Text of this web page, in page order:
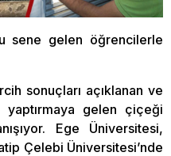
sene gelen öğrencilerle
sonuçları açıklanan ve
yaptırmaya gelen çiçeği
Ege Üniversitesi,
Çelebi Üniversitesi’nde